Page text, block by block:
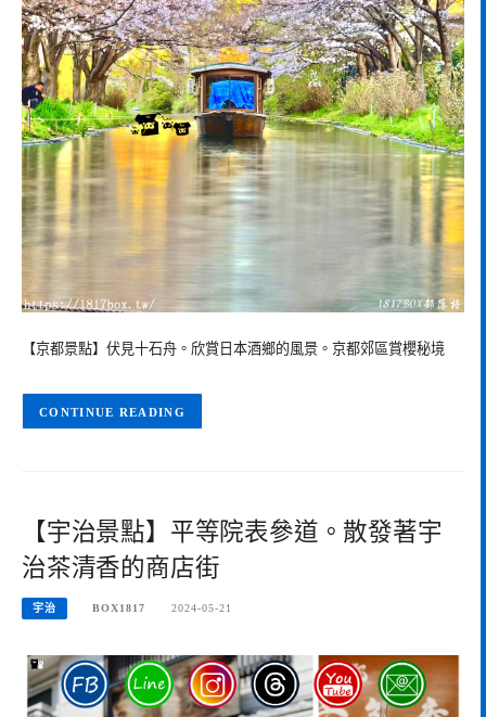
【京都景點】伏見十石舟。欣賞日本酒鄉的風景。京都郊區賞櫻秘境
CONTINUE READING
【宇治景點】平等院表參道。散發著宇
治茶清香的商店街
宇治 BOX1817 2024-05-21